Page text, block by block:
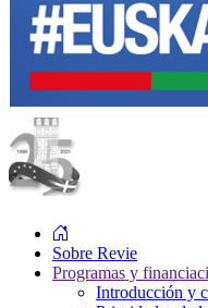
Sobre Revie
Programas y
Introducción y